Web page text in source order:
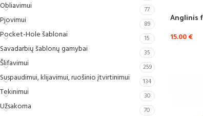
Obliavimui 77
Pjovimui 89
Pocket-Hole šablonai 15
Savadarbių šablonų gamybai 35
Šlifavimui 259
Suspaudimui, klijavimui, ruošinio įtvirtinimui 134
Tekinimui 30
Užsakoma 70
Anglinis
15.00€